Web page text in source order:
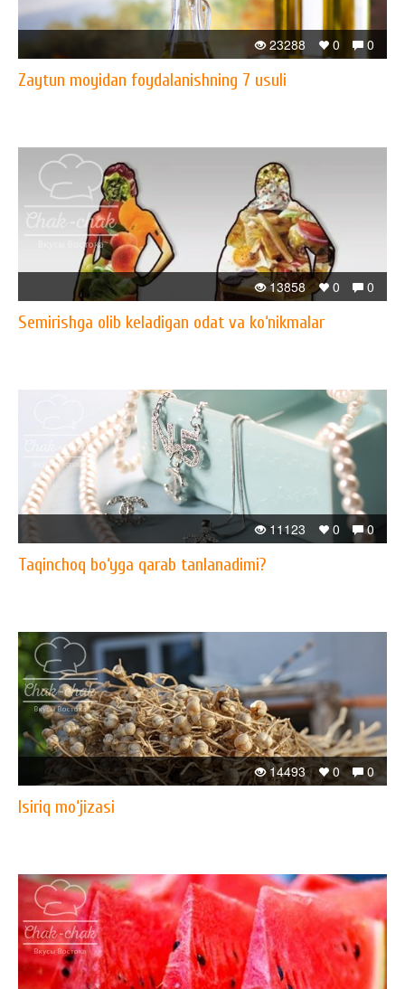
0
0
23288
Zaytun moyidan foydalanishning 7 usuli
0
0
13858
Semirishga olib keladigan odat va ko‘nikmalar
0
0
11123
Taqinchoq bo‘yga qarab tanlanadimi?
0
0
14493
Isiriq mo‘jizasi